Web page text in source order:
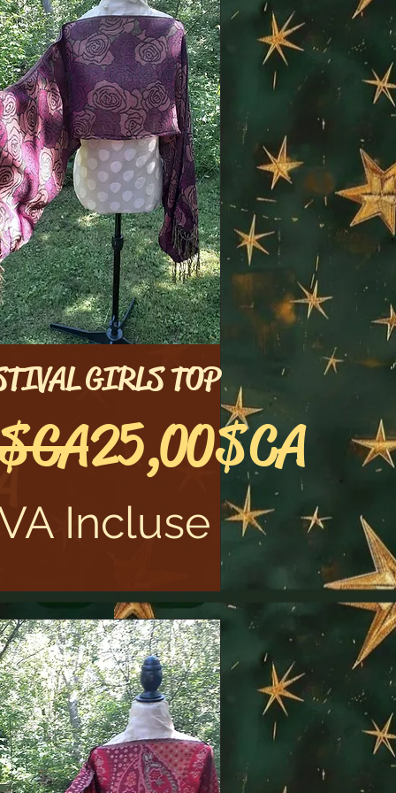
Aperçu rapide
GIRLS TOP
Prix
25,00 $CA
Incluse